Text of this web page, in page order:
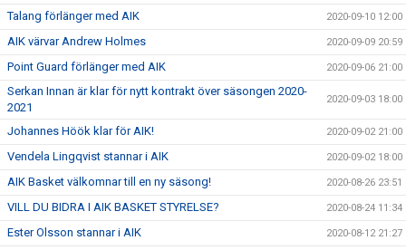
Talang förlänger med AIK 2020-09-10 12:00
AIK värvar Andrew Holmes 2020-09-09 20:59
Point Guard förlänger med AIK 2020-09-06 21:00
Serkan Innan är klar för nytt kontrakt över säsongen 2020-
2021
2020-09-03 18:00
Johannes Höök klar för AIK! 2020-09-02 21:00
Vendela Lingqvist stannar i AIK 2020-09-02 18:00
AIK Basket välkomnar till en ny säsong! 2020-08-26 23:51
VILL DU BIDRA I AIK BASKET STYRELSE? 2020-08-24 11:34
Ester Olsson stannar i AIK 2020-08-12 21:27